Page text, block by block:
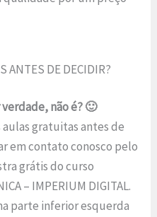
ANTES DE DECIDIR?
não é? 🙂
gratuitas antes de
em contato conosco pelo
grátis do curso
– IMPERIUM DIGITAL.
parte inferior esquerda